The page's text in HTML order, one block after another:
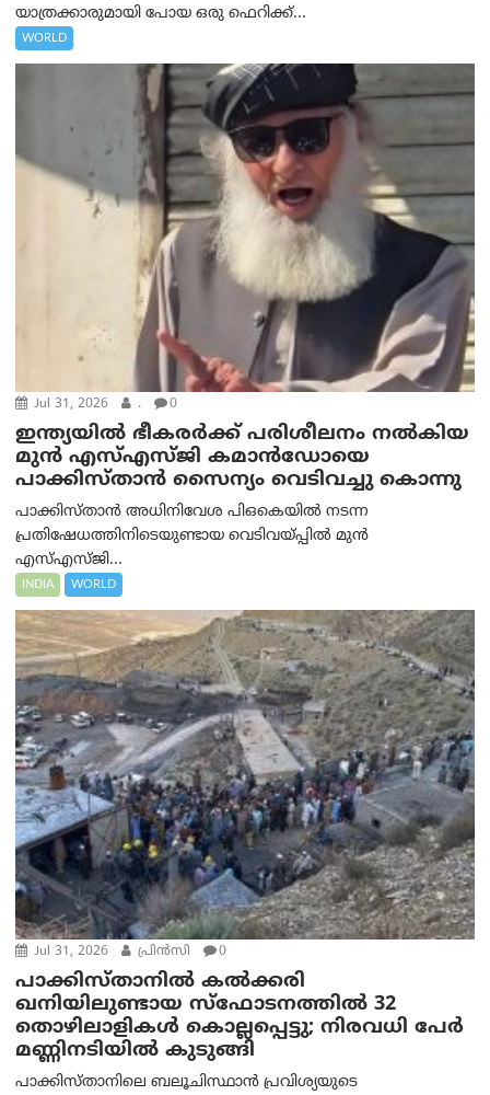
യാത്രക്കാരുമായി പോയ ഒരു ഫെറിക്ക്...
WORLD
Jul 31, 2026 . 0
ഇന്ത്യയിൽ ഭീകരർക്ക് പരിശീലനം നൽകിയ
മുൻ എസ്‌എസ്‌ജി കമാൻഡോയെ
പാക്കിസ്താന്‍ സൈന്യം വെടിവച്ചു കൊന്നു
പാക്കിസ്താൻ അധിനിവേശ പി‌ഒ‌കെയിൽ നടന്ന
പ്രതിഷേധത്തിനിടെയുണ്ടായ വെടിവയ്പ്പിൽ മുൻ
എസ്‌എസ്‌ജി...
INDIA WORLD
Jul 31, 2026 പ്രിന്‍സി 0
പാക്കിസ്താനില്‍ കൽക്കരി
ഖനിയിലുണ്ടായ സ്ഫോടനത്തിൽ 32
തൊഴിലാളികൾ കൊല്ലപ്പെട്ടു; നിരവധി പേർ
മണ്ണിനടിയിൽ കുടുങ്ങി
പാക്കിസ്താനിലെ ബലൂചിസ്ഥാൻ പ്രവിശ്യയുടെ